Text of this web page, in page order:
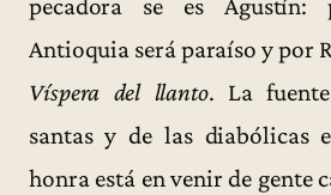
pecadora se es
Antioquia será paraíso y por
Víspera del llanto. La
santas y de las diabólicas
honra está en venir de gente